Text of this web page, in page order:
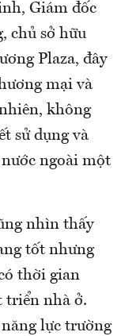
Giám đốc
chủ sở hữu
Plaza, đây
mại và
không
sử dụng và
ngoài một
nhìn thấy
tốt nhưng
thời gian
triển nhà ở.
lực trường